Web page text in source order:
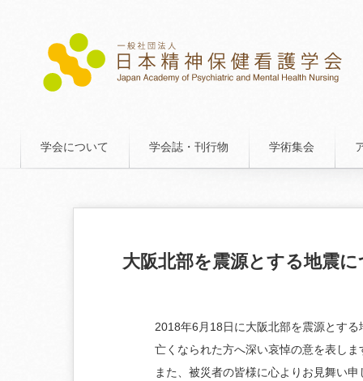
学会について 学会誌・刊行物 学術集会
大阪北部を震源とする地震
2018年6月18日に大阪北部を震源とす
亡くなられた方へ深い哀悼の意を表しま
また、被災者の皆様に心よりお見舞い